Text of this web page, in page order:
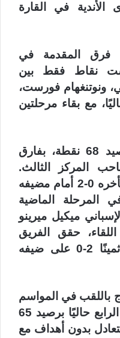
الأندية في القارة
فرق المقدمة في
نقاط فقط بين
ونوتنغهام فورست،
مع بقاء مرحلتين
ويحتل أرسنال الوصافة برصيد 68 نقطة، بفارق
المركز الثالث.
وبينما حول الفريق اللندني تأخره 0-2 أمام مضيفه
إلى تعادل 2-2 في المرحلة الماضية
ميكيل ميرينو
من عمر اللقاء، حقق الفريق
الملقب بـ(الماكبايث) فوزًا ثمينًا 2-0 على ضيفه
باللقب في المواسم
الأربعة الماضية، في المركز الرابع حاليًا برصيد 65
بدون أهداف مع